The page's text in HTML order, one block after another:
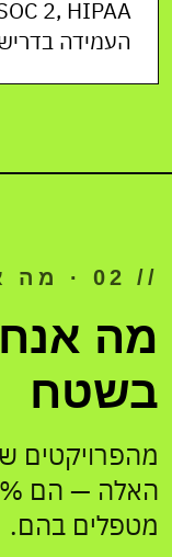
העמידה
// 02 · מה אנחנו רואים בשטח
מה
בשטח
מהפרויקטים
מטפלים בהם.